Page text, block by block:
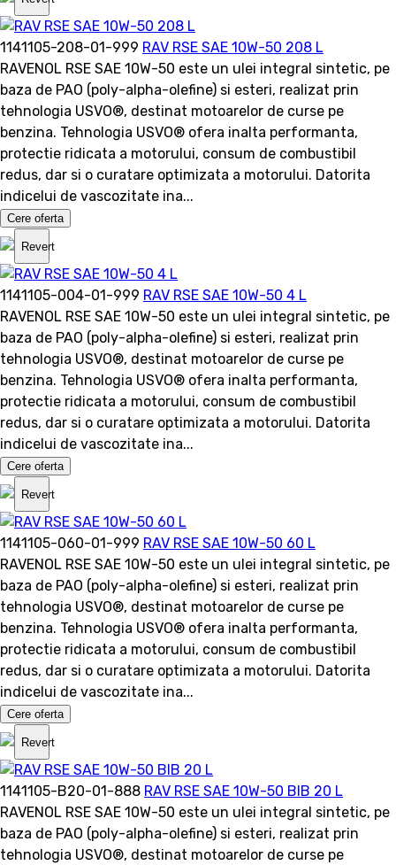
1141105-208-01-999 RAV RSE SAE 10W-50 208 L
RAVENOL RSE SAE 10W-50 este un ulei integral sintetic, pe
baza de PAO (poly-alpha-olefine) si esteri, realizat prin
tehnologia USVO®, destinat motoarelor de curse pe
benzina. Tehnologia USVO® ofera inalta performanta,
protectie ridicata a motorului, consum de combustibil
redus, dar si o curatare optimizata a motorului. Datorita
indicelui de vascozitate ina...
Cere oferta
Revert
1141105-004-01-999 RAV RSE SAE 10W-50 4 L
RAVENOL RSE SAE 10W-50 este un ulei integral sintetic, pe
baza de PAO (poly-alpha-olefine) si esteri, realizat prin
tehnologia USVO®, destinat motoarelor de curse pe
benzina. Tehnologia USVO® ofera inalta performanta,
protectie ridicata a motorului, consum de combustibil
redus, dar si o curatare optimizata a motorului. Datorita
indicelui de vascozitate ina...
Cere oferta
Revert
1141105-060-01-999 RAV RSE SAE 10W-50 60 L
RAVENOL RSE SAE 10W-50 este un ulei integral sintetic, pe
baza de PAO (poly-alpha-olefine) si esteri, realizat prin
tehnologia USVO®, destinat motoarelor de curse pe
benzina. Tehnologia USVO® ofera inalta performanta,
protectie ridicata a motorului, consum de combustibil
redus, dar si o curatare optimizata a motorului. Datorita
indicelui de vascozitate ina...
Cere oferta
Revert
1141105-B20-01-888 RAV RSE SAE 10W-50 BIB 20 L
RAVENOL RSE SAE 10W-50 este un ulei integral sintetic, pe
baza de PAO (poly-alpha-olefine) si esteri, realizat prin
tehnologia USVO®, destinat motoarelor de curse pe